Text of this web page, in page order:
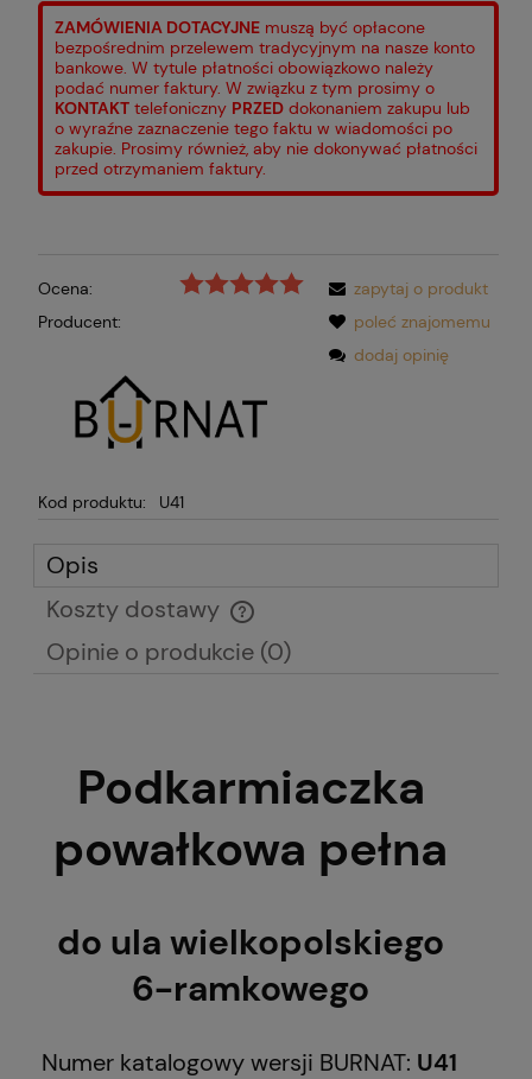
ZAMÓWIENIA DOTACYJNEmuszą być opłacone
bezpośrednim przelewem tradycyjnym na nasze konto
bankowe. W tytule płatności obowiązkowo należy
podać numer faktury. W związku z tym prosimy o
KONTAKTtelefoniczny PRZEDdokonaniem zakupu lub
o wyraźne zaznaczenie tego faktu w wiadomości po
zakupie. Prosimy również, aby nie dokonywać płatności
przed otrzymaniem faktury.
Ocena:
Producent:
Kod produktu: U41
zapytaj o produkt
poleć znajomemu
dodaj opinię
Opis
Koszty dostawy
Cena nie zawiera ewentualnych kosztów płatności
Opinie o produkcie (0)
Podkarmiaczka
powałkowa pełna
do ula wielkopolskiego
6-ramkowego
Numer katalogowy wersji BURNAT: U41